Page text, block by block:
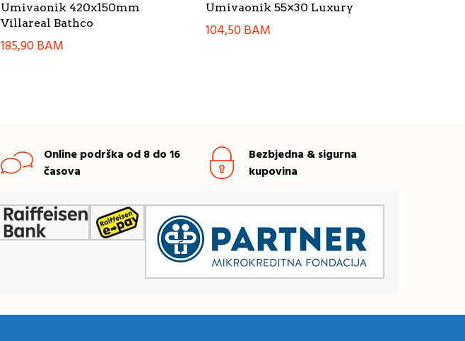
Umivaonik 420x150mm
Villareal Bathco
185,90BAM
Umivaonik 55×30 Luxury
104,50BAM
Online podrška od 8 do 16
časova
Bezbjedna & sigurna
kupovina